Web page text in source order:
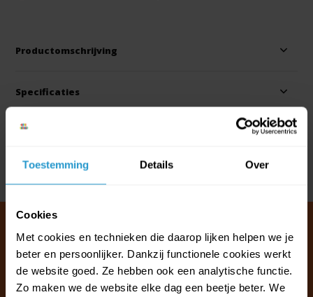
Toestemming Details Over
Cookies
Met cookies en technieken die daarop lijken helpen we je
beter en persoonlijker. Dankzij functionele cookies werkt
de website goed. Ze hebben ook een analytische functie.
Zo maken we de website elke dag een beetje beter. We
Productomschrijving
Specificaties
Reviews
Klantenservice & FAQ
Wij staan voor u klaar.